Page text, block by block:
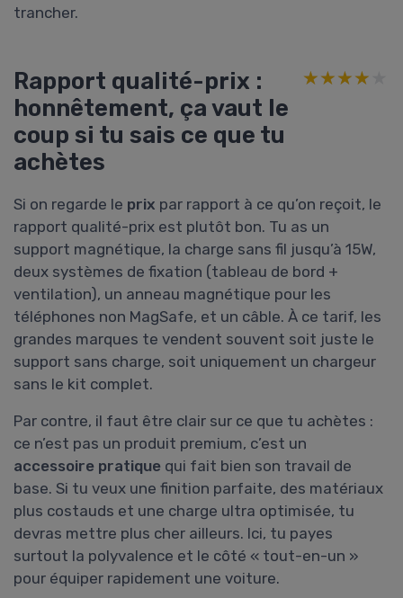
trancher.
Rapport qualité-prix :
honnêtement, ça vaut le
coup si tu sais ce que tu
achètes
★★★★★
★★★★★
Si on regarde le prix par rapport à ce qu’on reçoit, le
rapport qualité-prix est plutôt bon. Tu as un
support magnétique, la charge sans fil jusqu’à 15W,
deux systèmes de fixation (tableau de bord +
ventilation), un anneau magnétique pour les
téléphones non MagSafe, et un câble. À ce tarif, les
grandes marques te vendent souvent soit juste le
support sans charge, soit uniquement un chargeur
sans le kit complet.
Par contre, il faut être clair sur ce que tu achètes :
ce n’est pas un produit premium, c’est un
accessoire pratique qui fait bien son travail de
base. Si tu veux une finition parfaite, des matériaux
plus costauds et une charge ultra optimisée, tu
devras mettre plus cher ailleurs. Ici, tu payes
surtout la polyvalence et le côté « tout-en-un »
pour équiper rapidement une voiture.